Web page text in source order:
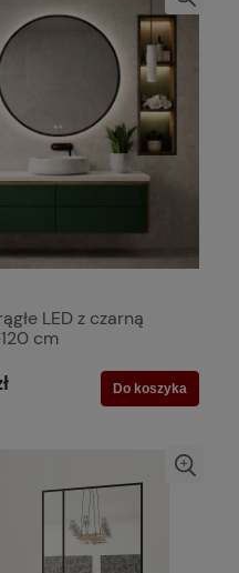
LED z czarną
cm
Do koszyka